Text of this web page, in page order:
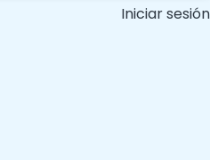
Iniciar sesión